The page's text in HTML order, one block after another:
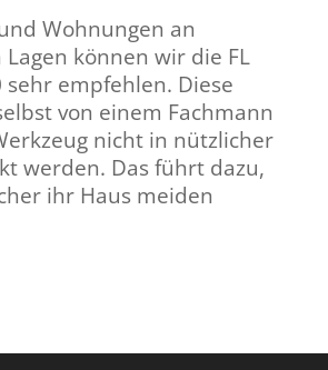
Wohnungen an
können wir die FL
sehr empfehlen. Diese
von einem Fachmann
nicht in nützlicher
werden. Das führt dazu,
ihr Haus meiden